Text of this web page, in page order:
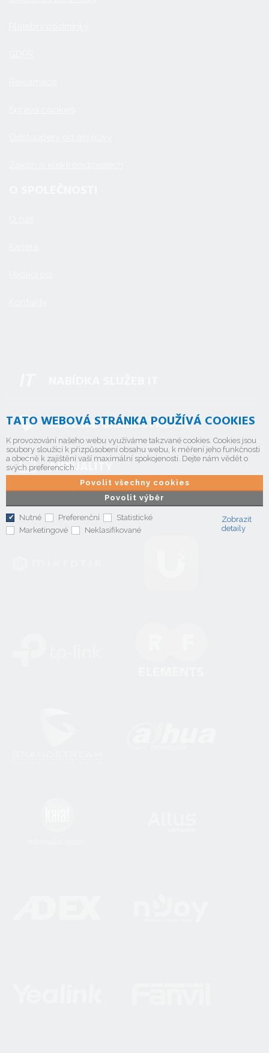
ŠKOLÍME GRANDSTREAM
AKTUALITY
TATO WEBOVÁ STRÁNKA POUŽÍVÁ COOKIES
K provozování našeho webu využíváme takzvané cookies. Cookies jsou
soubory sloužící k přizpůsobení obsahu webu, k měření jeho funkčnosti
a obecně k zajištění vaší maximální spokojenosti. Dejte nám vědět o
svých preferencích.
Povolit výběr
Povolit všechny cookies
Nutné Preferenční
Statistické
Marketingové
Neklasifikované
Zobrazit
detaily